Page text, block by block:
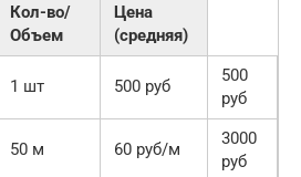
Кол-во/
Объем
Цена
(средняя)
1 шт 500 руб
500
руб
50 м 60 руб/м
3000
руб